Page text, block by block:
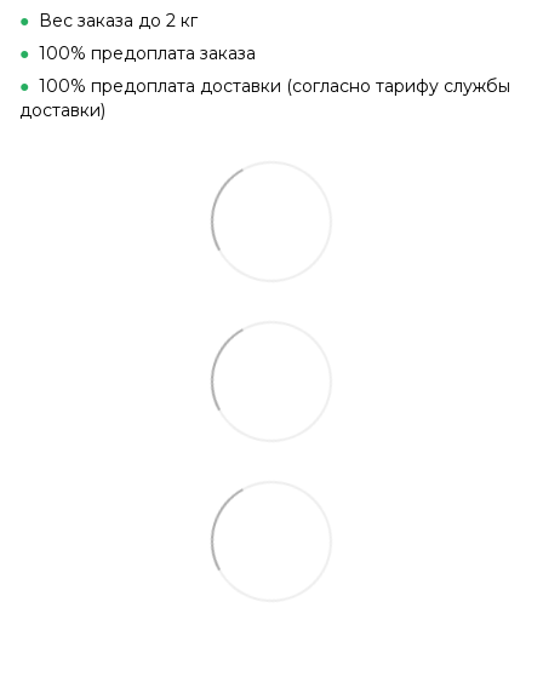
● Вес заказа до 2 кг
● 100% предоплата заказа
● 100% предоплата доставки (согласно тарифу службы
доставки)